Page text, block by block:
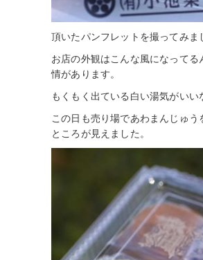
頂いたパンフレットを撮ってみま
お店の外観はこんな風になってる
情があります。
もくもく出ている白い湯気がいい
この日も売り場であわまんじゅう
ところが見えました。